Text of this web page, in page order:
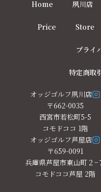
Home 夙川店
Price Store
プライ
特定商取
オッジゴルフ夙川店
〒662-0035
西宮市若松町5-5
コモドココ 1階
オッジゴルフ芦屋店
〒659-0091
兵庫県芦屋市東山町２−
コモドココ芦屋 2階